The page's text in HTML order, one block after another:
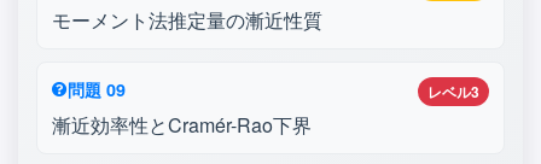
モーメント法推定量の漸近性質
レベル3
問題 09
漸近効率性とCramér-Rao下界